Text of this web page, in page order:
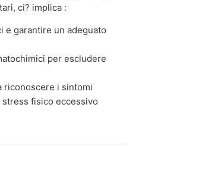
ci? implica :
e garantire un adeguato
per escludere
riconoscere i sintomi
fisico eccessivo